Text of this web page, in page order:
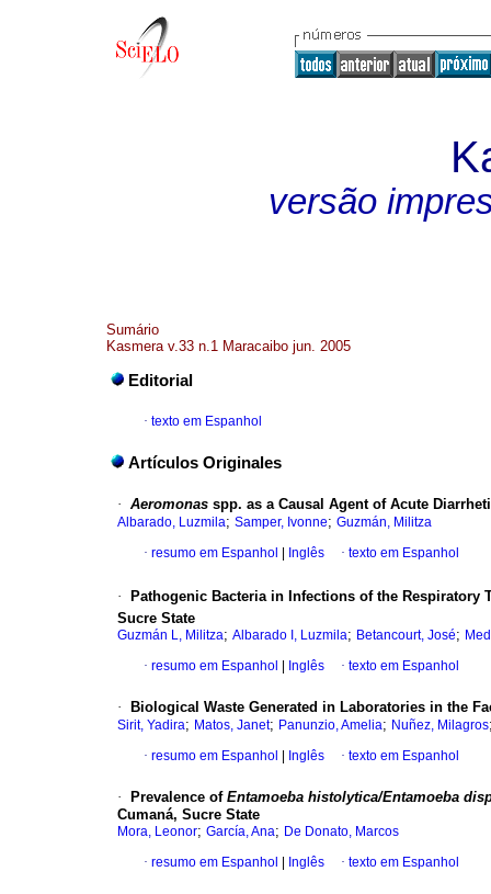
versão
Sumário
Kasmera v.33 n.1 Maracaibo jun. 2005
Editorial
· texto em Espanhol
Artículos Originales
· Aeromonas spp. as a Causal Agent of Acute
Albarado, Luzmila; Samper, Ivonne; Guzmán, Militza
· resumo em Espanhol Inglês · texto em Espanhol
·
Pathogenic Bacteria in Infections of the Respiratory
Sucre State
Guzmán L, Militza; Albarado I, Luzmila; Betancourt, José;
· resumo em Espanhol Inglês · texto em Espanhol
· Biological Waste Generated in Laboratories in the
Sirit, Yadira; Matos, Janet; Panunzio, Amelia; Nuñez, Milagros
· resumo em Espanhol Inglês · texto em Espanhol
· Prevalence ofEntamoeba histolytica/Entamoeba
Cumaná, Sucre State
Mora, Leonor; García, Ana; De Donato, Marcos
· resumo em Espanhol Inglês · texto em Espanhol